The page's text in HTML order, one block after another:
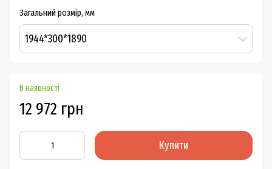
Загальний розмір, мм
1944*300*1890
В наявності
12 972 грн
Купити